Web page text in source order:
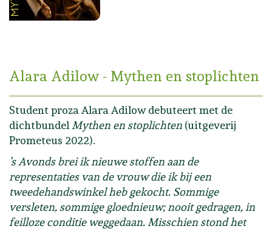
Alara Adilow - Mythen en stoplichten
Student proza Alara Adilow debuteert met de
dichtbundel Mythen en stoplichten (uitgeverij
Prometeus 2022).
’s Avonds brei ik nieuwe stoffen aan de
representaties van de vrouw die ik bij een
tweedehandswinkel heb gekocht. Sommige
versleten, sommige gloednieuw; nooit gedragen, in
feilloze conditie weggedaan. Misschien stond het